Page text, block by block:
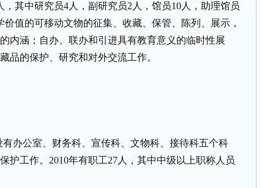
，其中研究员4人，副研究员2 人，馆员10人，助理馆员
值的可移动文物的征集、收藏、保管、陈列、展示，
内涵；自办、联办和引进具有教育意义的临时性展
品的保护、研究和对外交流工作。
有办公室、财务科、宣传科、文物科、接待科五个科
护工作。 2010年有职工27人，其中中级以上职称人员